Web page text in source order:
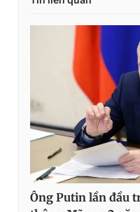
Ông Putin lần đầu